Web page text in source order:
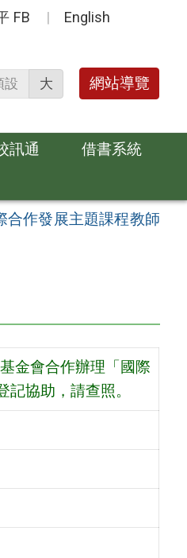
FB English
設 大 網站導覽
訊通
借書系統
合作發展主題課程教師
金會合作辦理「國際
協助，請查照。